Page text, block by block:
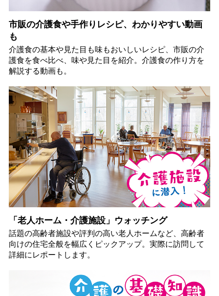
市販の介護食や手作りレシピ、わかりやすい動画
も
介護食の基本や見た目も味もおいしいレシピ、市販の介
護食を食べ比べ、味や見た目を紹介。介護食の作り方を
解説する動画も。
「老人ホーム・介護施設」ウォッチング
話題の高齢者施設や評判の高い老人ホームなど、高齢者
向けの住宅全般を幅広くピックアップ。実際に訪問して
詳細にレポートします。